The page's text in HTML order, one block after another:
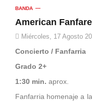
BANDA
American
Miércoles, 17 Agosto
Concierto / Fanfarria
Grado 2+
1:30 min. aprox.
Fanfarria homenaje a